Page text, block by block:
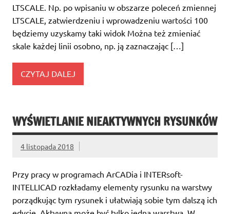
LTSCALE. Np. po wpisaniu w obszarze poleceń zmiennej
LTSCALE, zatwierdzeniu i wprowadzeniu wartości 100
będziemy uzyskamy taki widok Można też zmieniać
skale każdej linii osobno, np. ją zaznaczając […]
CZYTAJ DALEJ
WYŚWIETLANIE NIEAKTYWNYCH RYSUNKÓW
4 listopada 2018
Przy pracy w programach ArCADia i INTERsoft-
INTELLICAD rozkładamy elementy rysunku na warstwy
porządkując tym rysunek i ułatwiają sobie tym dalszą ich